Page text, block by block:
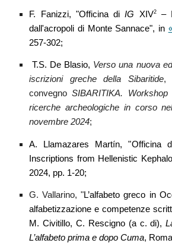
F. Fanizzi, "Officina diIG XIV2–
dall'acropoli di Monte Sannace", in
257-302;
T.S. De Blasio, Verso una nuova
iscrizioni greche della Sibaritide,
convegnoSIBARITIKA.
Workshop
ricerche archeologiche in corso
novembre 2024;
A. Llamazares Martín, "Officina
Inscriptions from Hellenistic
2024, pp. 1-20;
G. Vallarino, "L’alfabeto greco in
alfabetizzazione e competenze
M. Civitillo, C. Rescigno (a c. di),
L’alfabeto prima e dopo Cuma,